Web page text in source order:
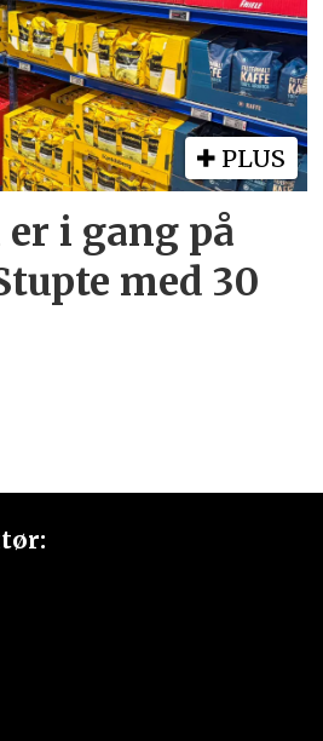
PLUS
i gang på
med 30